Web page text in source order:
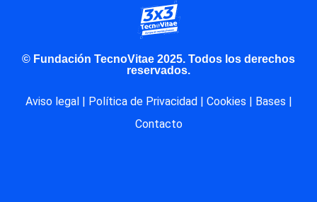
© Fundación TecnoVitae 2025. Todos los derechos
reservados.
Aviso legal| Política de Privacidad| Cookies | Bases |
Contacto